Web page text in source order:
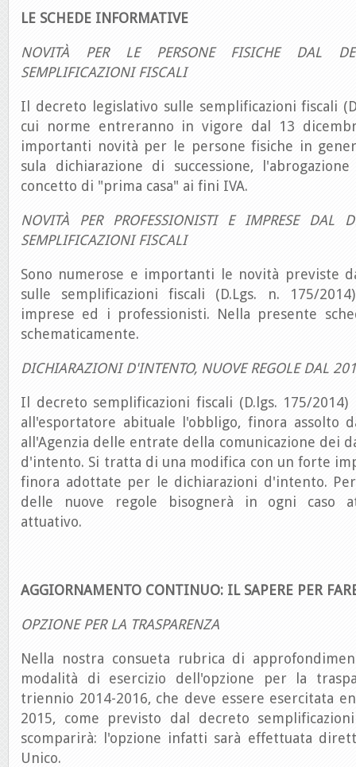
LE SCHEDE INFORMATIVE
NOVITÀ PER LE PERSONE FISICHE DAL
SEMPLIFICAZIONI FISCALI
Il decreto legislativo sulle semplificazioni fiscali
cui norme entreranno in vigore dal 13
importanti novità per le persone fisiche in
sula dichiarazione di successione,
concetto di "prima casa" ai fini IVA.
NOVITÀ PER PROFESSIONISTI E IMPRESE DAL
SEMPLIFICAZIONI FISCALI
Sono numerose e importanti le novità previste
sulle semplificazioni fiscali (D.Lgs. n. 175/
imprese ed i professionisti. Nella presente
schematicamente.
DICHIARAZIONI D'INTENTO, NUOVE REGOLE DAL
Il decreto semplificazioni fiscali (D.lgs. 175/
all'esportatore abituale l'obbligo, finora assolto
all'Agenzia delle entrate della comunicazione dei
d'intento. Si tratta di una modifica con un forte
finora adottate per le dichiarazioni d'intento.
delle nuove regole bisognerà in ogni caso
attuativo.
AGGIORNAMENTO CONTINUO: IL SAPERE PER
OPZIONE PER LA TRASPARENZA
Nella nostra consueta rubrica di
modalità di esercizio dell'opzione per la
triennio 2014-2016, che deve essere esercitata
2015, come previsto dal decreto
scomparirà: l'opzione infatti sarà effettuata
Unico.